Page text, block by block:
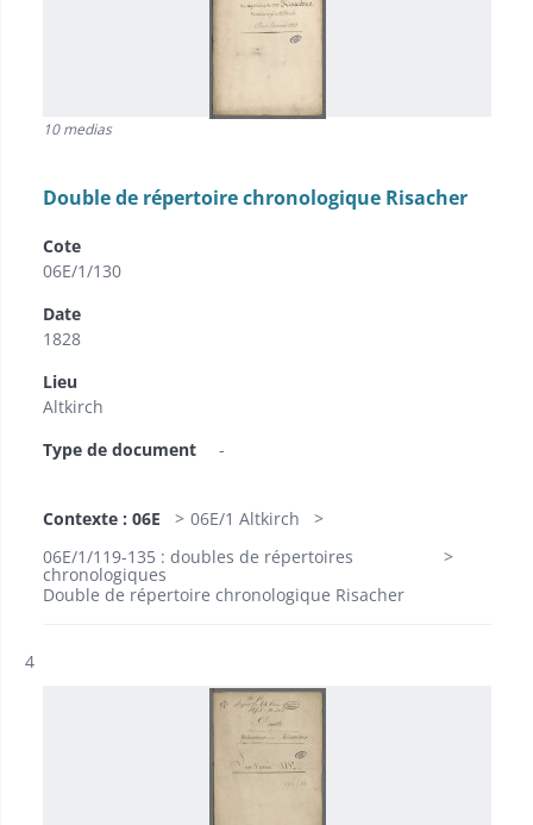
10 medias
Double de répertoire chronologique Risacher
Cote
06E/1/130
Date
1828
Lieu
Altkirch
Type de document
-
Contexte : 06E
06E/1 Altkirch
06E/1/119-135 : doubles de répertoires
chronologiques
Double de répertoire chronologique Risacher
Résultat n°
4